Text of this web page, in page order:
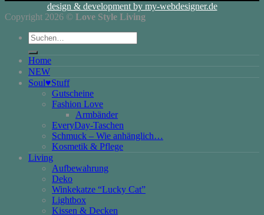
design & development by my-webdesigner.de
Copyright 2026 © Love Style Living
Suchen
nach:
Home
NEW
Soul♥Stuff
Gutscheine
Fashion Love
Armbänder
EveryDay-Taschen
Schmuck – Wie anhänglich…
Kosmetik & Pflege
Living
Aufbewahrung
Deko
Winkekatze “Lucky Cat”
Lightbox
Kissen & Decken